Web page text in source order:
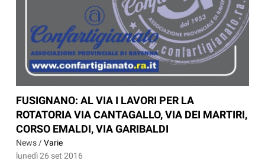
FUSIGNANO: AL VIA I LAVORI PER LA
ROTATORIA VIA CANTAGALLO, VIA DEI MARTIRI,
CORSO EMALDI, VIA GARIBALDI
News /Varie
lunedì 26 set 2016